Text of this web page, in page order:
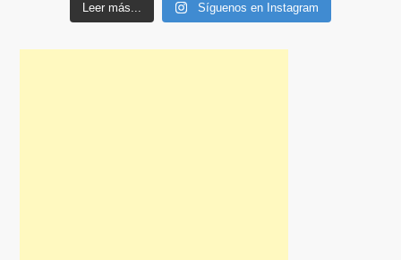
Leer más... Síguenos en Instagram